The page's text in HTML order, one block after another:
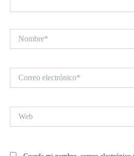
electrónico*